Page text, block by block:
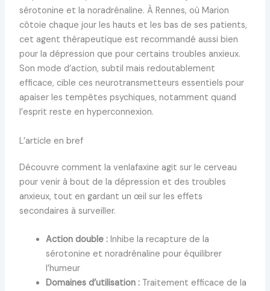
sérotonine et la noradrénaline. À Rennes, où Marion
côtoie chaque jour les hauts et les bas de ses patients,
cet agent thérapeutique est recommandé aussi bien
pour la dépression que pour certains troubles anxieux.
Son mode d’action, subtil mais redoutablement
efficace, cible ces neurotransmetteurs essentiels pour
apaiser les tempêtes psychiques, notamment quand
l’esprit reste en hyperconnexion.
L’article en bref
Découvre comment la venlafaxine agit sur le cerveau
pour venir à bout de la dépression et des troubles
anxieux, tout en gardant un œil sur les effets
secondaires à surveiller.
Action double :Inhibe la recapture de la
sérotonine et noradrénaline pour équilibrer
l’humeur
Domaines d’utilisation :Traitement efficace de la